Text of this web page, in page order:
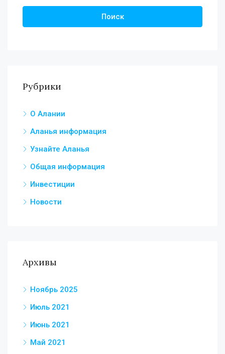
Поиск
Рубрики
О Алании
Аланья информация
Узнайте Аланья
Общая информация
Инвестиции
Новости
Архивы
Ноябрь 2025
Июль 2021
Июнь 2021
Май 2021